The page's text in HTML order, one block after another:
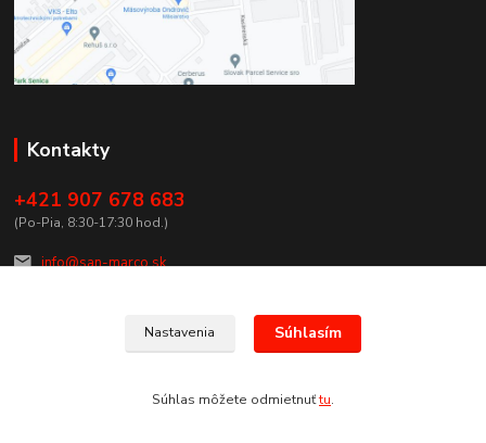
Kontakty
+421 907 678 683
(Po-Pia, 8:30-17:30 hod.)
info@san-marco.sk
Nastavenia Súhlasím
Súhlas môžete odmietnuťtu.